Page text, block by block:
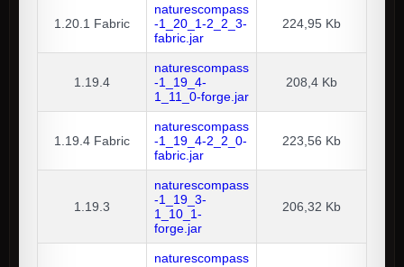
1.20.1 Fabric
naturescompass
-1_20_1-2_2_3-
fabric.jar
224,95 Kb
1.19.4
naturescompass
-1_19_4-
1_11_0-forge.jar
208,4 Kb
1.19.4 Fabric
naturescompass
-1_19_4-2_2_0-
fabric.jar
223,56 Kb
1.19.3
naturescompass
-1_19_3-
1_10_1-
forge.jar
206,32 Kb
naturescompass